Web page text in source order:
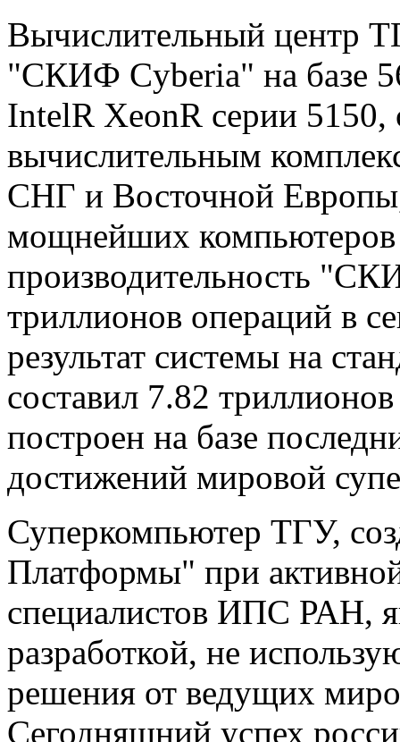
Вычислительный центр
"СКИФ Cyberia" на базе
IntelR XeonR серии
вычислительным
СНГ и Восточной
мощнейших
производительность
триллионов операций в
результат системы на
составил 7.82
построен на базе
достижений мировой
Суперкомпьютер ТГУ,
Платформы" при
специалистов ИПС РАН,
разработкой, не
решения от ведущих
Сегодняшний успех